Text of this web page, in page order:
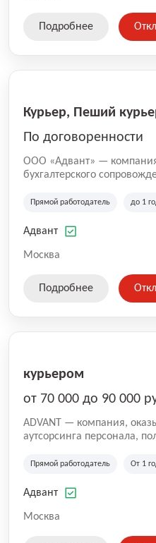
Подробнее
Курьер, Пеший
По договоренности
ООО «Адвант» —
бухгалтерского
зарегистрирована в
лиц и коммерческих
Прямой работодатель до 1
Адвант
Москва
Подробнее
курьером
от 70 000 до 90 000
ADVANT — компания,
аутсорсинга персонала,
региональных клиентов.
Казахстана и Беларуси,
Прямой работодатель От 1
Адвант
Москва